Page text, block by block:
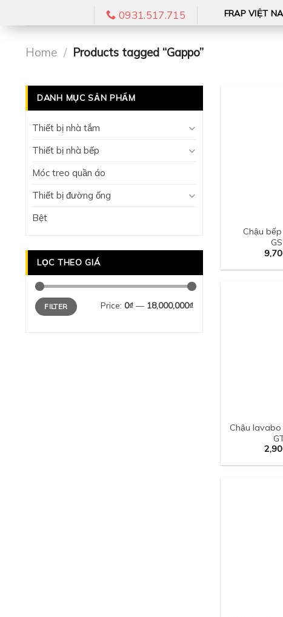
0931.517.715 FRAP VIỆT
Home / Products tagged “Gappo”
DANH MỤC SẢN PHẨM
Thiết bị nhà tắm
Thiết bị nhà bếp
Móc treo quần áo
Thiết bị đường ống
Bệt
LỌC THEO GIÁ
Min
price
Max
priceFILTER Price: 0₫— 18,000,000₫
Chậu
Chậu